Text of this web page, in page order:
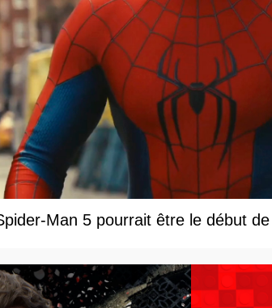
Man 5 pourrait être le début de